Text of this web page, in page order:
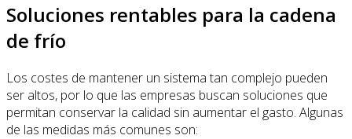
Soluciones rentables para la cadena
de frío
Los costes de mantener un sistema tan complejo pueden
ser altos, por lo que las empresas buscan soluciones que
permitan conservar la calidad sin aumentar el gasto. Algunas
de las medidas más comunes son: